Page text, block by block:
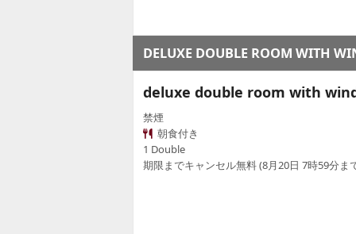
DELUXE DOUBLE ROOM WITH
deluxe double room with
禁煙
朝食付き
1 Double
期限までキャンセル無料 (8月20日 7時59分ま